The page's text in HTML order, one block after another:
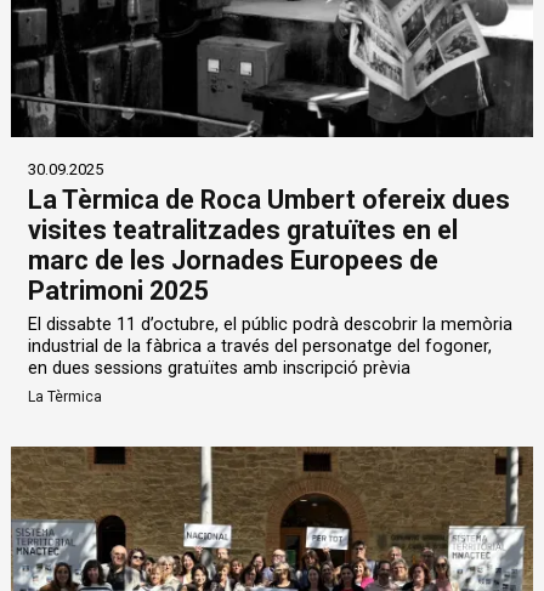
30.09.2025
La Tèrmica de Roca Umbert ofereix dues
visites teatralitzades gratuïtes en el
marc de les Jornades Europees de
Patrimoni 2025
El dissabte 11 d’octubre, el públic podrà descobrir la memòria
industrial de la fàbrica a través del personatge del fogoner,
en dues sessions gratuïtes amb inscripció prèvia
La Tèrmica